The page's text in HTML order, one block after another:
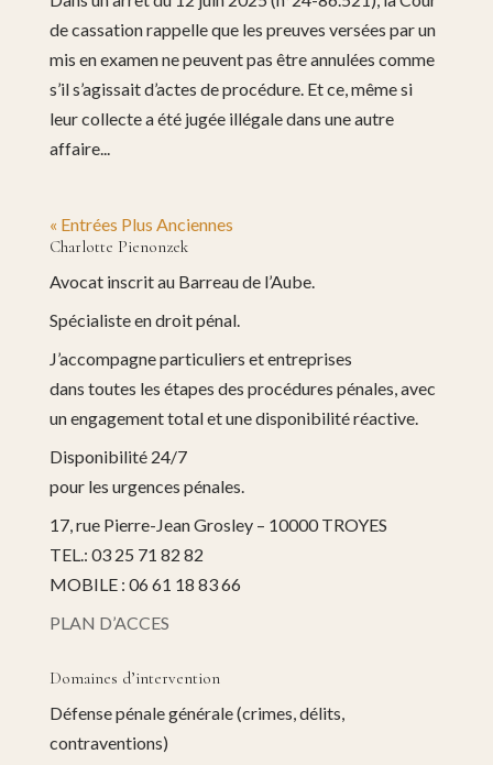
de cassation rappelle que les preuves versées par un
mis en examen ne peuvent pas être annulées comme
s’il s’agissait d’actes de procédure. Et ce, même si
leur collecte a été jugée illégale dans une autre
affaire...
« Entrées Plus Anciennes
Charlotte Pienonzek
Avocat inscrit au Barreau de l’Aube.
Spécialiste en droit pénal.
J’accompagne particuliers et entreprises
dans toutes les étapes des procédures pénales, avec
un engagement total et une disponibilité réactive.
Disponibilité 24/7
pour les urgences pénales.
17, rue Pierre-Jean Grosley – 10000 TROYES
TEL.: 03 25 71 82 82
MOBILE : 06 61 18 83 66
PLAN D’ACCES
Domaines d’intervention
Défense pénale générale (crimes, délits,
contraventions)